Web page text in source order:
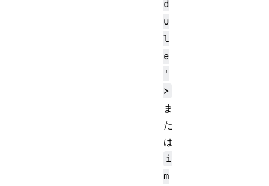
d
u
l
e
'
>
ま
た
は
i
m